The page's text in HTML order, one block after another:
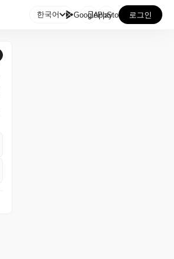
한국어 GooglePlay
AppStore 로그인